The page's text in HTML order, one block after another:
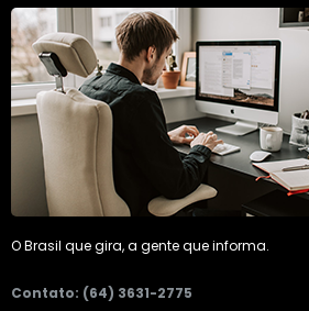
O Brasil que gira, a gente que informa.
Contato: (64) 3631-2775